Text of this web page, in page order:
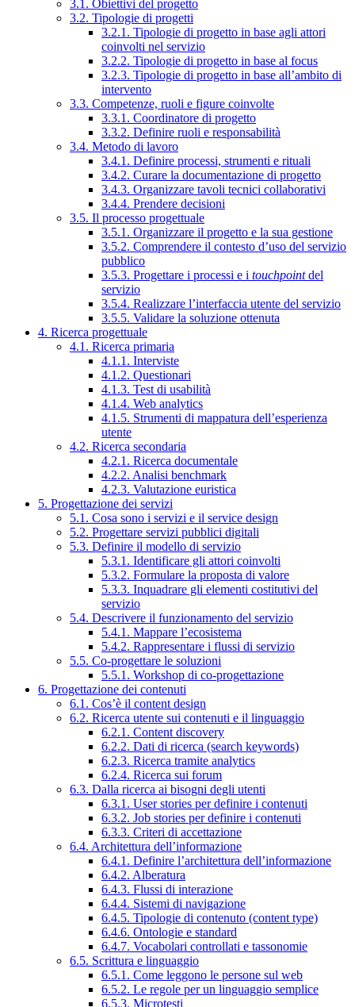
3.1. Obiettivi del progetto
3.2. Tipologie di progetti
3.2.1. Tipologie di progetto in base agli attori
coinvolti nel servizio
3.2.2. Tipologie di progetto in base al focus
3.2.3. Tipologie di progetto in base all’ambito di
intervento
3.3. Competenze, ruoli e figure coinvolte
3.3.1. Coordinatore di progetto
3.3.2. Definire ruoli e responsabilità
3.4. Metodo di lavoro
3.4.1. Definire processi, strumenti e rituali
3.4.2. Curare la documentazione di progetto
3.4.3. Organizzare tavoli tecnici collaborativi
3.4.4. Prendere decisioni
3.5. Il processo progettuale
3.5.1. Organizzare il progetto e la sua gestione
3.5.2. Comprendere il contesto d’uso del servizio
pubblico
3.5.3. Progettare i processi e i touchpointdel
servizio
3.5.4. Realizzare l’interfaccia utente del servizio
3.5.5. Validare la soluzione ottenuta
4. Ricerca progettuale
4.1. Ricerca primaria
4.1.1. Interviste
4.1.2. Questionari
4.1.3. Test di usabilità
4.1.4. Web analytics
4.1.5. Strumenti di mappatura dell’esperienza
utente
4.2. Ricerca secondaria
4.2.1. Ricerca documentale
4.2.2. Analisi benchmark
4.2.3. Valutazione euristica
5. Progettazione dei servizi
5.1. Cosa sono i servizi e il service design
5.2. Progettare servizi pubblici digitali
5.3. Definire il modello di servizio
5.3.1. Identificare gli attori coinvolti
5.3.2. Formulare la proposta di valore
5.3.3. Inquadrare gli elementi costitutivi del
servizio
5.4. Descrivere il funzionamento del servizio
5.4.1. Mappare l’ecosistema
5.4.2. Rappresentare i flussi di servizio
5.5. Co-progettare le soluzioni
5.5.1. Workshop di co-progettazione
6. Progettazione dei contenuti
6.1. Cos’è il content design
6.2. Ricerca utente sui contenuti e il linguaggio
6.2.1. Content discovery
6.2.2. Dati di ricerca (search keywords)
6.2.3. Ricerca tramite analytics
6.2.4. Ricerca sui forum
6.3. Dalla ricerca ai bisogni degli utenti
6.3.1. User stories per definire i contenuti
6.3.2. Job stories per definire i contenuti
6.3.3. Criteri di accettazione
6.4. Architettura dell’informazione
6.4.1. Definire l’architettura dell’informazione
6.4.2. Alberatura
6.4.3. Flussi di interazione
6.4.4. Sistemi di navigazione
6.4.5. Tipologie di contenuto (content type)
6.4.6. Ontologie e standard
6.4.7. Vocabolari controllati e tassonomie
6.5. Scrittura e linguaggio
6.5.1. Come leggono le persone sul web
6.5.2. Le regole per un linguaggio semplice
6.5.3. Microtesti